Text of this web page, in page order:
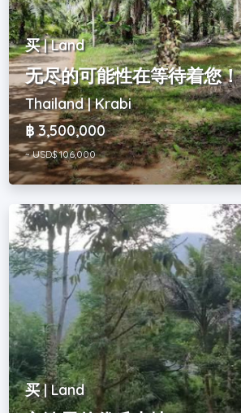
买 | Land
无尽的可能性在等待着您！
Thailand | Krabi
฿ 3,500,000
~ USD$ 106,000
买 | Land